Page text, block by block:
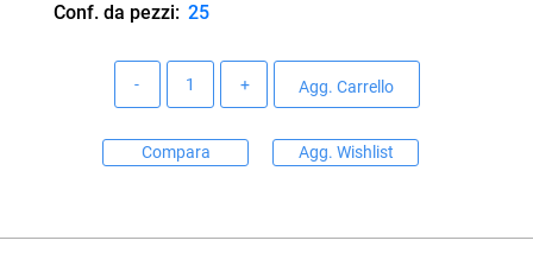
Conf. da pezzi: 25
Agg. Carrello
Compara Agg. Wishlist